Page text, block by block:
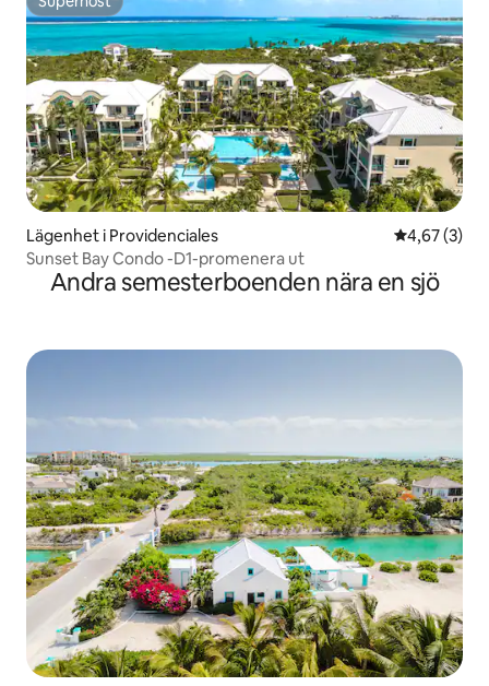
Superhost
Lägenhet i Providenciales 4,67 av 5 i
4,67 (3)
Sunset Bay Condo -D1-promenera ut
Andra semesterboenden nära en sjö